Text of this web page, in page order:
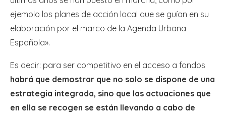
ejemplo los planes de acción local que se guían en su
elaboración por el marco de la Agenda Urbana
Española».
Es decir: para ser competitivo en el acceso a fondos
habrá que demostrar que no solo se dispone de una
estrategia integrada, sino que las actuaciones que
en ella se recogen se están llevando a cabo de